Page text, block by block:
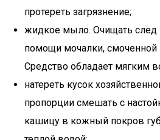
протереть загрязнение;
жидкое мыло. Очищать след
помощи мочалки,
Средство обладает мягким
натереть кусок
пропорции смешать с
кашицу в кожный покров